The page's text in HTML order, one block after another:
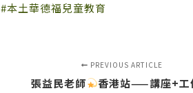
#本土華德福兒童教育
PREVIOUS ARTICLE
張益民老師 香港站——講座+工